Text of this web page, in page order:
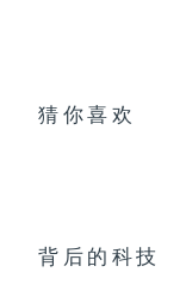
猜你喜欢
背后的科技